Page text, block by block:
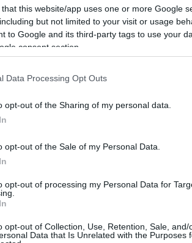
that this website/app uses one or more Google
but not limited to your visit or usage
to Google and its third-party tags to use your
consent section.
Data Processing Opt Outs
opt-out of the Sharing of my personal data.
opt-out of the Sale of my Personal Data.
opt-out of processing my Personal Data for
opt-out of Collection, Use, Retention, Sale, and/
Data that Is Unrelated with the Purposes
senki nem sérült meg, ugyanakkor az 1927-
valamint mintegy 50 további szállásként és
épület a lángok martaléka lett.
páratartalom kedvezett, és így érte el a
érintett részén két helyen égett az erdő, az
Grand Canyon Lodge épületeit is felemésztette,
a hivatalos közlés szerint 160 négyzetkilométer
felelősségét firtatta az erdőtűz
miatt.
a látogatók elől. A térség a raftingtúrákat
népszerű, ugyanakkor nem tartozik a kanyon